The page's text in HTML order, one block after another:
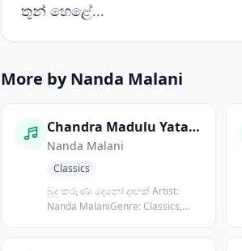
තුන් හෙළේ...
More by Nanda Malani
Chandra Madulu Yata – චන්ද්‍රමඬුළු යට
Nanda Malani
Classics
බුදු කරුණා දෙනෝ දාහක් Artist:
Nanda MalaniGenre: Classics,